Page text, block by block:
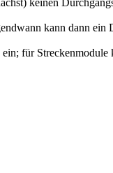
keinen
kann dann ein
für